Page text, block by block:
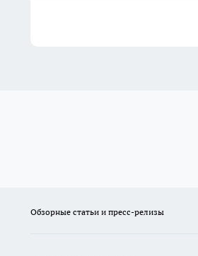
Обзорные статьи и пресс-релизы